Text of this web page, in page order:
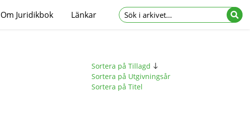
Om Juridikbok Länkar
Sortera på Tillagd
Sortera på Utgivningsår
Sortera på Titel